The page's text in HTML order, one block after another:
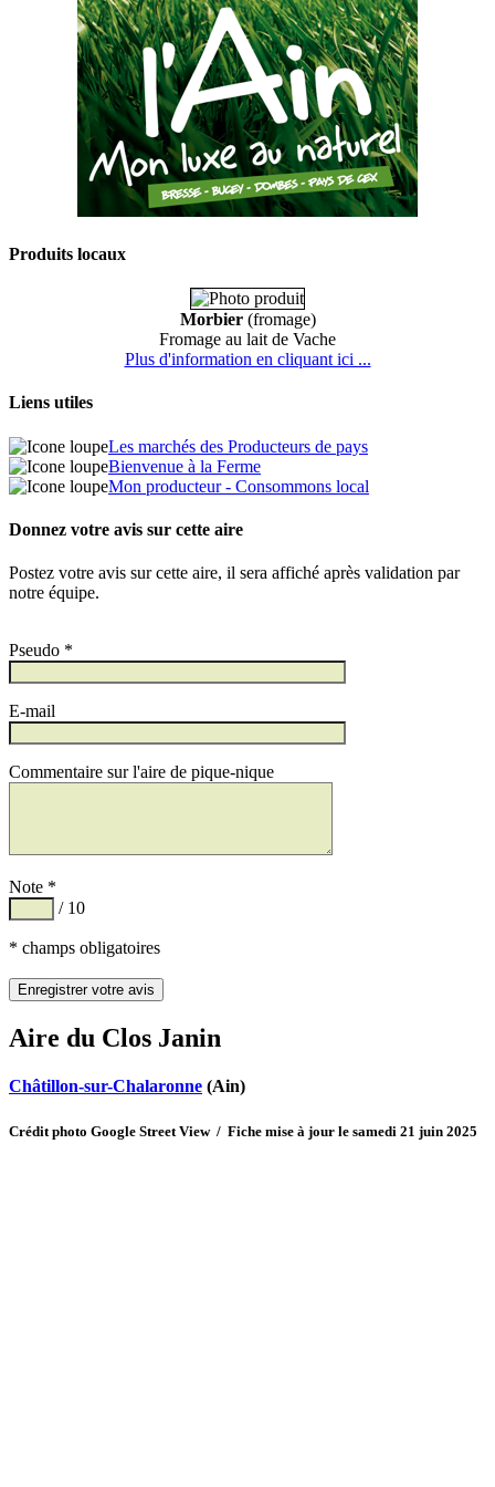
Produits locaux
Morbier(fromage)
Fromage au lait de Vache
Plus d'information en cliquant ici ...
Liens utiles
Les marchés des Producteurs de pays
Bienvenue à la Ferme
Mon producteur - Consommons local
Donnez votre avis sur cette aire
Postez votre avis sur cette aire, il sera affiché après validation par
notre équipe.
Pseudo *
E-mail
Commentaire sur l'aire de pique-nique
Note *
/ 10
* champs obligatoires
Aire du Clos Janin
Châtillon-sur-Chalaronne (Ain)
Crédit photo Google Street View / Fiche mise à jour le samedi 21 juin 2025